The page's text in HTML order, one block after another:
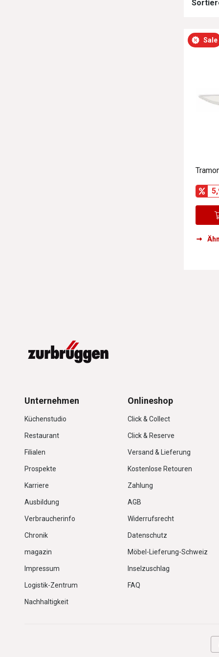
Sale
Unternehmen
Küchenstudio
Restaurant
Filialen
Prospekte
Karriere
Ausbildung
Verbraucherinfo
Chronik
magazin
Impressum
Logistik-Zentrum
Nachhaltigkeit
Onlineshop
Click & Collect
Click & Reserve
Versand & Lieferung
Kostenlose Retouren
Zahlung
AGB
Widerrufsrecht
Datenschutz
Möbel-Lieferung-Schweiz
Inselzuschlag
FAQ